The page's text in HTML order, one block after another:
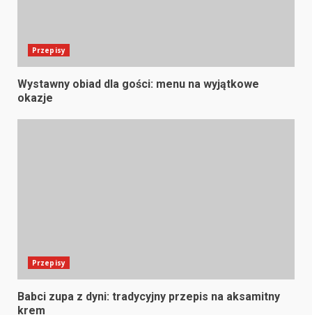
Przepisy
Wystawny obiad dla gości: menu na wyjątkowe
okazje
Przepisy
Babci zupa z dyni: tradycyjny przepis na aksamitny
krem